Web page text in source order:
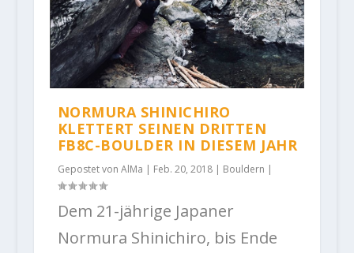
NORMURA SHINICHIRO
KLETTERT SEINEN DRITTEN
FB8C-BOULDER IN DIESEM JAHR
Gepostet von AlMa | Feb. 20, 2018| Bouldern |
Dem 21-jährige Japaner
Normura Shinichiro, bis Ende